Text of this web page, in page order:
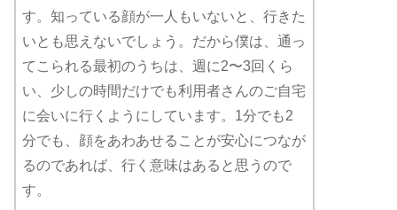
す。知っている顔が一人もいないと、行きた
いとも思えないでしょう。だから僕は、通っ
てこられる最初のうちは、週に2〜3回くら
い、少しの時間だけでも利用者さんのご自宅
に会いに行くようにしています。1分でも2
分でも、顔をあわあせることが安心につなが
るのであれば、行く意味はあると思うので
す。